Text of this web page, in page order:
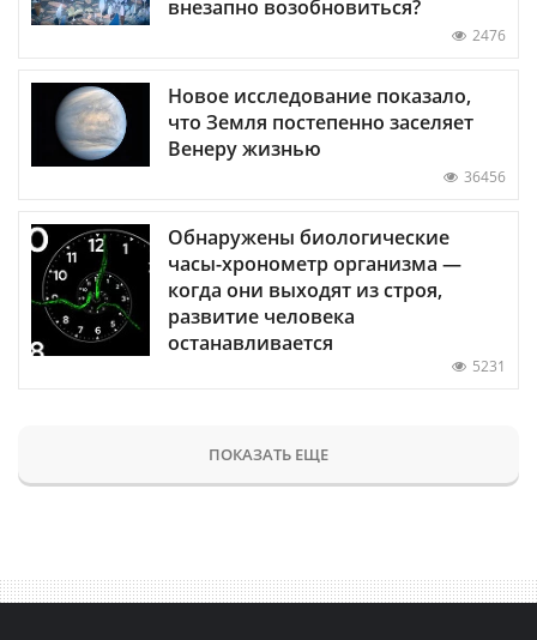
внезапно возобновиться?
2476
Новое исследование показало,
что Земля постепенно заселяет
Венеру жизнью
36456
Обнаружены биологические
часы-хронометр организма —
когда они выходят из строя,
развитие человека
останавливается
5231
ПОКАЗАТЬ ЕЩЕ